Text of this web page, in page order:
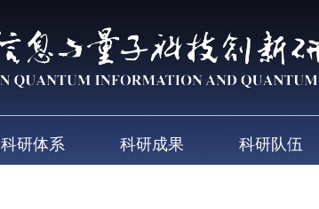
科研体系 科研成果 科研队伍